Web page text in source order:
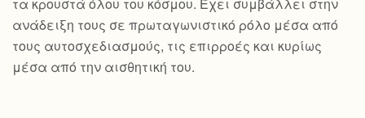
ανάδειξη τους σε πρωταγωνιστικό ρόλο μέσα από
τους αυτοσχεδιασμούς, τις επιρροές και κυρίως
μέσα από την αισθητική του.